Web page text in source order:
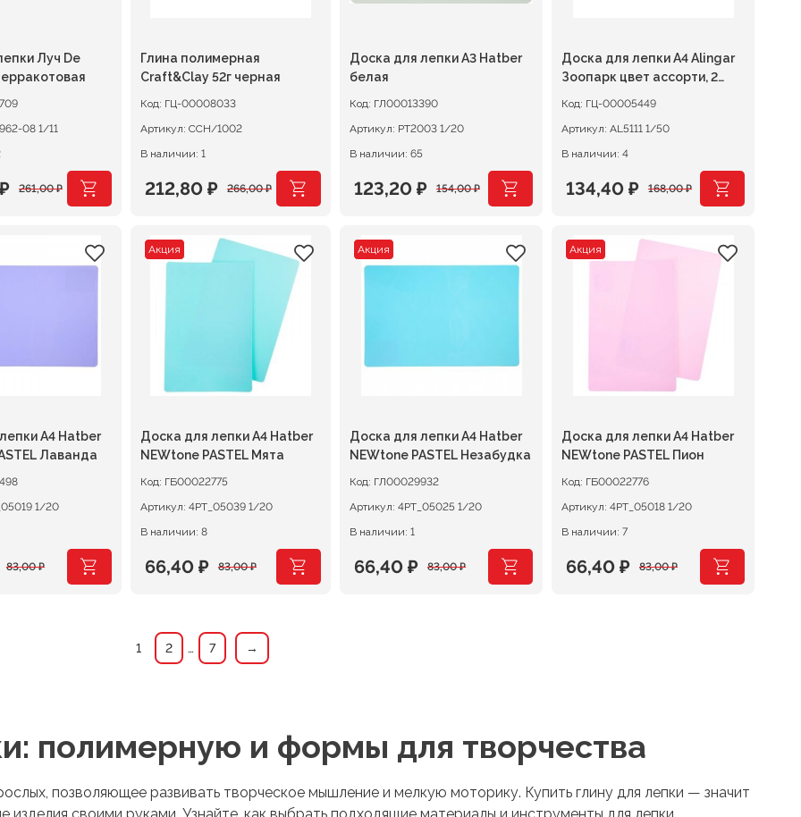
Луч De
31С1962-08 1/11
261,00₽
₽
Глина полимерная
Craft&Clay 52г черная
Код: ГЦ-00008033
Артикул: ССН/1002
В наличии: 1
266,00₽
Первоначальная
составляла
212,80 ₽
Текущая
212,80 ₽.
Доска для лепки А3 Hatber
белая
Код: ГЛ00013390
Артикул:
РТ2003 1/20
В наличии: 65
154,00₽
Первоначальная
составляла
154,00 ₽.
123,20 ₽
Текущая
123,20 ₽.
Доска для лепки А4 Alingar
Зоопарк цвет ассорти, 2
Код: ГЦ-00005449
Артикул:
AL5111 1/50
В наличии: 4
168,00₽
Первоначальная
составляла
134,40 ₽
Текущая
134,40 ₽.
А4 Hatber
Лаванда
4РТ_05019 1/20
83,00₽
Акция
Доска для лепки А4 Hatber
NEWtone PASTEL Мята
Код: ГБ00022775
Артикул:
4РТ_05039 1/20
В наличии: 8
83,00₽
Первоначальная
составляла
83,00 ₽.
66,40 ₽
Текущая
66,40 ₽.
Акция
Доска для лепки А4 Hatber
NEWtone PASTEL Незабудка
Код: ГЛ00029932
Артикул:
4РТ_05025 1/20
В наличии: 1
83,00₽
Первоначальная
66,40 ₽
Текущая
Акция
Доска для лепки А4 Hatber
NEWtone PASTEL Пион
Код: ГБ00022776
Артикул:
4РТ_05018 1/20
В наличии: 7
83,00₽
Первоначальная
66,40 ₽
Текущая
1 2 … 7 →
полимерную и формы для творчества
позволяющее развивать творческое мышление и мелкую моторику. Купить глину для лепки — значит